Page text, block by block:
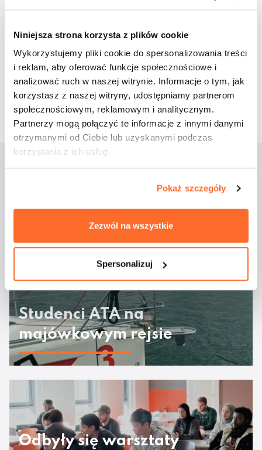
Niniejsza strona korzysta z plików cookie
Wykorzystujemy pliki cookie do spersonalizowania treści
i reklam, aby oferować funkcje społecznościowe i
analizować ruch w naszej witrynie. Informacje o tym, jak
korzystasz z naszej witryny, udostępniamy partnerom
społecznościowym, reklamowym i analitycznym.
Partnerzy mogą połączyć te informacje z innymi danymi
otrzymanymi od Ciebie lub uzyskanymi podczas
korzystania z ich usług.
Pokaż szczegóły
Zezwól na wszystkie
Spersonalizuj
Twitter LinkedInPinterest Email
23 marca 2020
Studenci ATA na
majówkowym rejsie
Odbyły się warsztaty